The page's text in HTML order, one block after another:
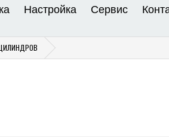
Настройка Сервис